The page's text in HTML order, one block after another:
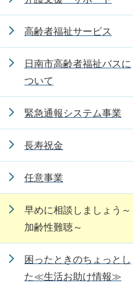
高齢者福祉サービス
日南市高齢者福祉バスに
ついて
緊急通報システム事業
長寿祝金
任意事業
早めに相談しましょう～
加齢性難聴～
困ったときのちょっとし
た≪生活お助け情報≫